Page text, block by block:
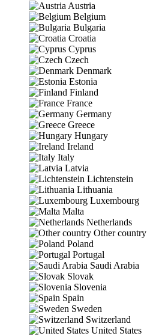
Austria
Belgium
Bulgaria
Croatia
Cyprus
Czech
Denmark
Estonia
Finland
France
Germany
Greece
Hungary
Ireland
Italy
Latvia
Lichtenstein
Lithuania
Luxembourg
Malta
Netherlands
Other country
Poland
Portugal
Saudi Arabia
Slovak
Slovenia
Spain
Sweden
Switzerland
United States